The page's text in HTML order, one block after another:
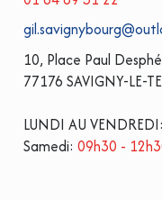
10, Place Paul
77176 SAVIGNY-LE-
LUNDI AU VENDREDI:
Samedi: 09h30 -